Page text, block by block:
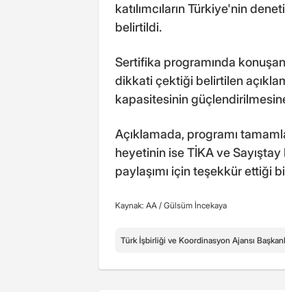
katılımcıların Türkiye'nin
belirtildi.
Sertifika programında
dikkati çektiği belirtilen
kapasitesinin
Açıklamada, programı
heyetinin ise TİKA ve
paylaşımı için teşekkür ettiği
Kaynak: AA / Gülsüm İncekaya
Türk İşbirliği ve Koordinasyon Ajansı